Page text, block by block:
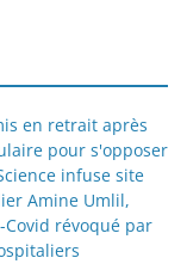
en retrait après
pour s'opposer
infuse site
Amine Umlil,
révoqué par